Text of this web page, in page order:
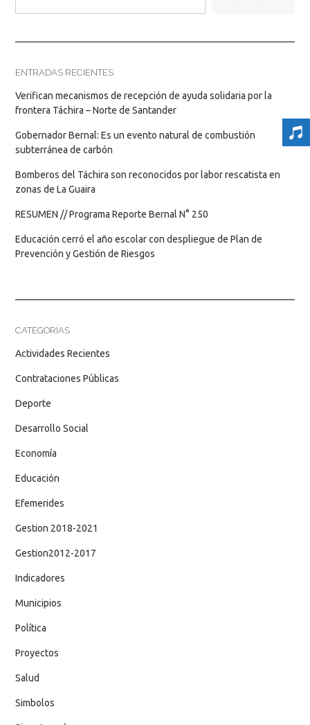
ENTRADAS RECIENTES
Verifican mecanismos de recepción de ayuda solidaria por la
frontera Táchira – Norte de Santander
Gobernador Bernal: Es un evento natural de combustión
subterránea de carbón
Bomberos del Táchira son reconocidos por labor rescatista en
zonas de La Guaira
RESUMEN // Programa Reporte Bernal N° 250
Educación cerró el año escolar con despliegue de Plan de
Prevención y Gestión de Riesgos
CATEGORÍAS
Actividades Recientes
Contrataciones Públicas
Deporte
Desarrollo Social
Economía
Educación
Efemerides
Gestion 2018-2021
Gestion2012-2017
Indicadores
Municipios
Política
Proyectos
Salud
Simbolos